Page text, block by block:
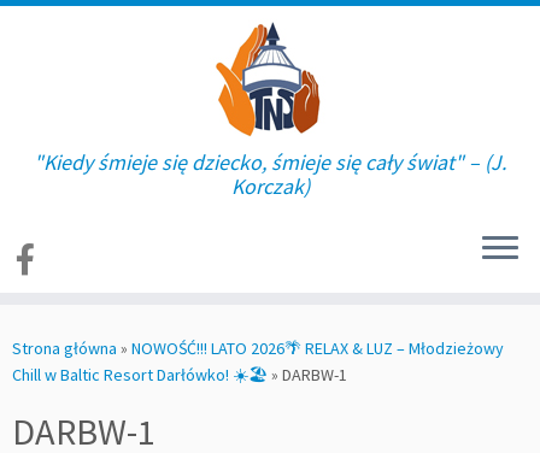
to
content
"Kiedy śmieje się dziecko, śmieje się cały świat" – (J.
Korczak)
Strona główna » NOWOŚĆ!!! LATO 2026🌴 RELAX & LUZ – Młodzieżowy
Chill w Baltic Resort Darłówko! ☀️🏖 » DARBW-1
DARBW-1